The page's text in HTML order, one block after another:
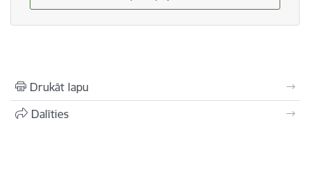
Drukāt lapu
Dalīties